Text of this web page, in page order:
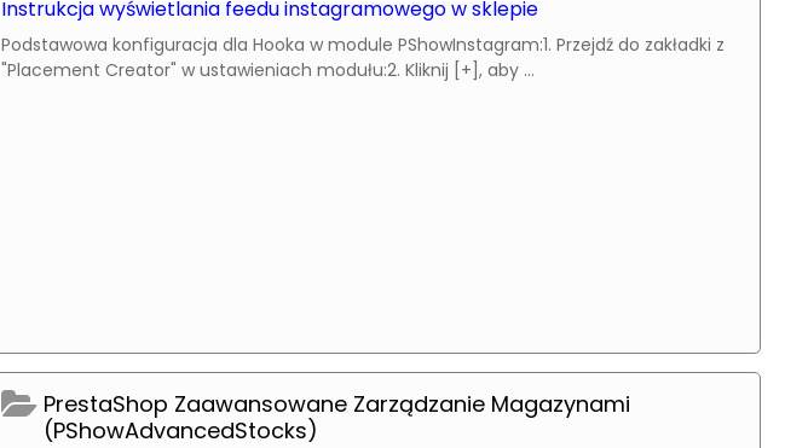
Instrukcja wyświetlania feedu instagramowego w sklepie
Podstawowa konfiguracja dla Hooka w module PShowInstagram:1. Przejdź do zakładki z
"Placement Creator" w ustawieniach modułu:2. Kliknij [+], aby ...
PrestaShop Zaawansowane Zarządzanie Magazynami
(PShowAdvancedStocks)